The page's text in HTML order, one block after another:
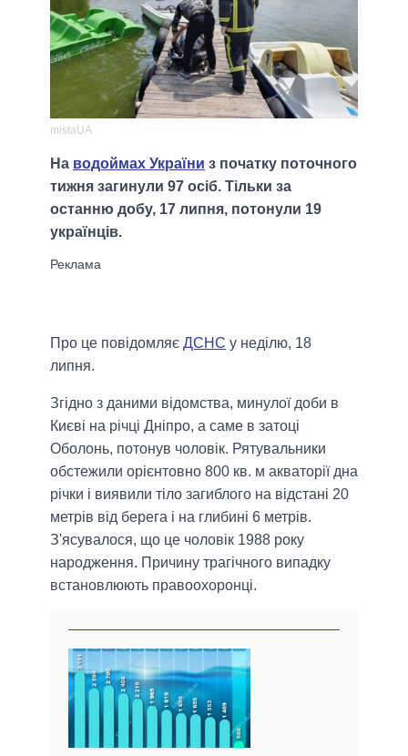
mistaUA
На водоймах України з початку поточного
тижня загинули 97 осіб. Тільки за
останню добу, 17 липня, потонули 19
українців.
Про це повідомляє ДСНС у неділю, 18
липня.
Згідно з даними відомства, минулої доби в
Києві на річці Дніпро, а саме в затоці
Оболонь, потонув чоловік. Рятувальники
обстежили орієнтовно 800 кв. м акваторії дна
річки і виявили тіло загиблого на відстані 20
метрів від берега і на глибині 6 метрів.
З'ясувалося, що це чоловік 1988 року
народження. Причину трагічного випадку
встановлюють правоохоронці.